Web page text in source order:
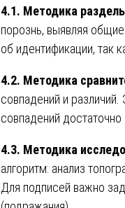
4.1. Методика
порознь, выявляя
об идентификации, так
4.2. Методика
совпадений и различий.
совпадений достаточно
4.3. Методика
алгоритм: анализ
Для подписей важно